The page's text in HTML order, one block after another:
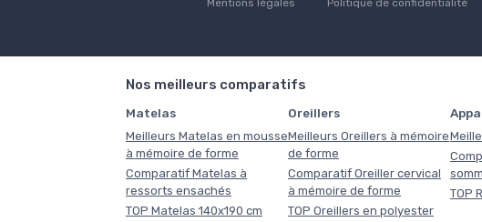
Mentions légales Politique de confidentialité
Nos meilleurs comparatifs
Matelas
Meilleurs Matelas en mousse
à mémoire de forme
Comparatif Matelas à
ressorts ensachés
TOP Matelas 140x190 cm
Oreillers
Meilleurs Oreillers à mémoire
de forme
Comparatif Oreiller cervical
à mémoire de forme
TOP Oreillers en polyester
TOP